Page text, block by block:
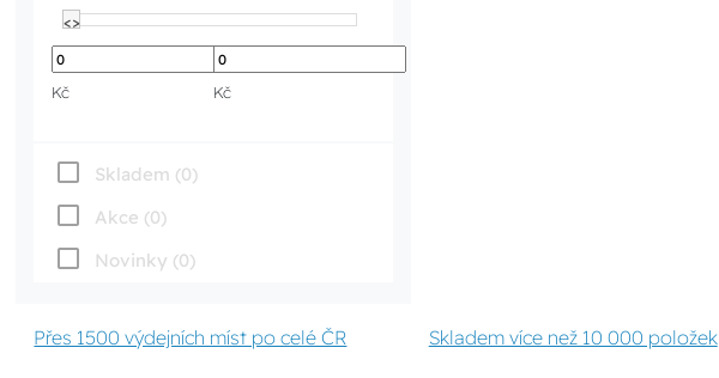
<>
<>
Kč Kč
Skladem (0)
Akce (0)
Novinky (0)
Přes 1500 výdejních míst po celé ČR Skladem více než 10 000 položek